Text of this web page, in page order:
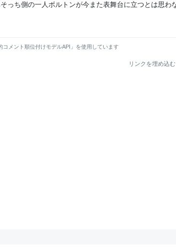
っち側の一人ボルトンが今また表舞台に立つとは思わ
メント順位付けモデルAPI」を使用しています
リンクを埋め込む